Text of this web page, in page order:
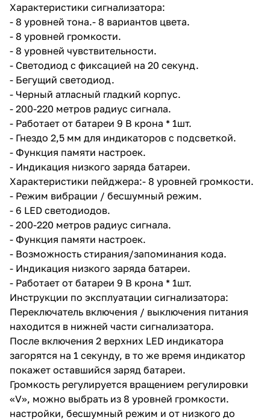
с подсветкой. - Функция памяти
настроек. - Индикация низкого
заряда батареи.
Характеристики пейджера:- 8
уровней громкости. - Режим
вибрации / бесшумный режим. -
6 LED светодиодов. - 200-220
метров радиус сигнала. -
Функция памяти настроек. -
Возможность стирания/
запоминания кода. - Индикация
низкого заряда батареи. -
Работает от батареи 9 В крона *
1шт. Инструкции по
эксплуатации сигнализатора:
Переключатель включения /
выключения питания находится
в нижней части сигнализатора.
После включения 2 верхних LED
индикатора загорятся на 1
секунду, в то же время
индикатор покажет оставшийся
заряд батареи. Громкость
регулируется вращением
регулировки «V», можно
выбрать из 8 уровней
громкости. настройки,
бесшумный режим и от низкого
до высокого. Тональность
регулируется вращением
регулировки «T», можно
выбрать из 8 уровней
тональности. Чувствительность
регулируется вращением
регулировки «S», можно
выбрать из 8 уровней
чувствительности, 1 гудок
соответствует минимальной
Характеристики сигнализатора:
- 8 уровней тона.- 8 вариантов цвета.
- 8 уровней громкости.
- 8 уровней чувствительности.
- Светодиод с фиксацией на 20 секунд.
- Бегущий светодиод.
- Черный атласный гладкий корпус.
- 200-220 метров радиус сигнала.
- Работает от батареи 9 В крона * 1шт.
- Гнездо 2,5 мм для индикаторов с подсветкой.
- Функция памяти настроек.
- Индикация низкого заряда батареи.
Характеристики пейджера:- 8 уровней громкости.
- Режим вибрации / бесшумный режим.
- 6 LED светодиодов.
- 200-220 метров радиус сигнала.
- Функция памяти настроек.
- Возможность стирания/запоминания кода.
- Индикация низкого заряда батареи.
- Работает от батареи 9 В крона * 1шт.
Инструкции по эксплуатации сигнализатора:
Переключатель включения / выключения питания
находится в нижней части сигнализатора.
После включения 2 верхних LED индикатора
загорятся на 1 секунду, в то же время индикатор
покажет оставшийся заряд батареи.
Громкость регулируется вращением регулировки
«V», можно выбрать из 8 уровней громкости.
настройки, бесшумный режим и от низкого до